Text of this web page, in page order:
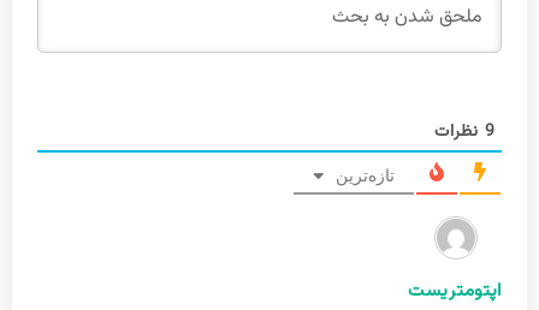
9 نظرات
تازه‌ترین
اپتومتریست